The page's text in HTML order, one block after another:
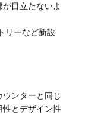
目立たないよ
リーなど新設
ンターと同じ
とデザイン性